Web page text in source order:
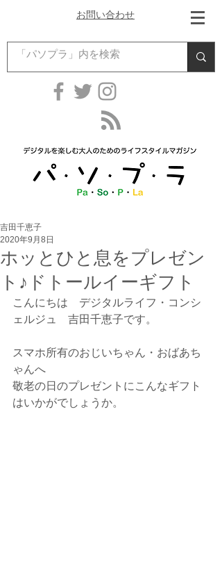
お問い合わせ
ホッとひと息をプレゼン
ト♪ドトールイーギフト
吉田千恵子
2020年9月8日
こんにちは　デジタルライフ・コンシ
ェルジュ　吉田千恵子です。
スマホ所有のおじいちゃん・おばあち
ゃんへ
敬老の日のプレゼントにこんなギフト
はいかがでしょうか。